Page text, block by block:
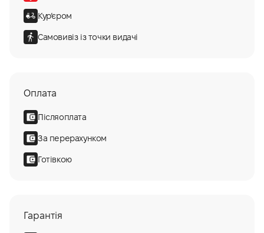
Курʼєром
Самовивіз із точки видачі
Оплата
Післяоплата
За перерахунком
Готівкою
Гарантія